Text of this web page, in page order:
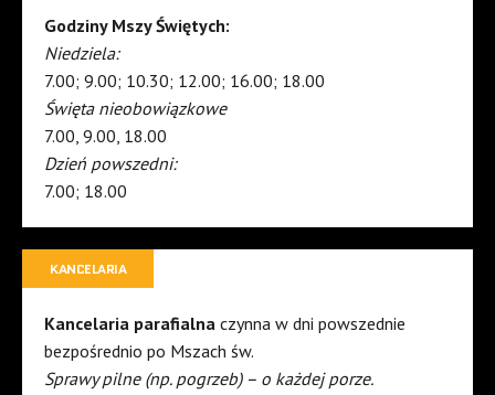
Godziny Mszy Świętych:
Niedziela:
7.00; 9.00; 10.30; 12.00; 16.00; 18.00
Święta nieobowiązkowe
7.00, 9.00, 18.00
Dzień powszedni:
7.00; 18.00
KANCELARIA
Kancelaria parafialna czynna w dni powszednie
bezpośrednio po Mszach św.
Sprawy pilne (np. pogrzeb) – o każdej porze.